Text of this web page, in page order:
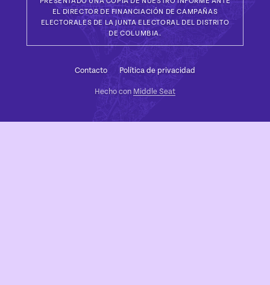
EL DIRECTOR DE FINANCIACIÓN DE CAMPAÑAS
ELECTORALES DE LA JUNTA ELECTORAL DEL DISTRITO
DE COLUMBIA.
Contacto Política de privacidad
Hecho con Middle Seat